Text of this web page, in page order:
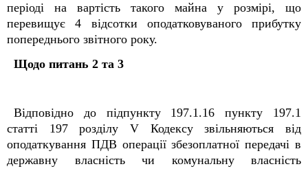
періоді на вартість такого майна у розмірі, що
перевищує 4 відсотки оподатковуваного прибутку
попереднього звітного року.
Щодо питань 2 та 3
Відповідно до підпункту 197.1.16 пункту 197.1
статті 197 розділу V Кодексу звільняються від
оподаткування ПДВ операції збезоплатної передачі в
державну власність чи комунальну власність